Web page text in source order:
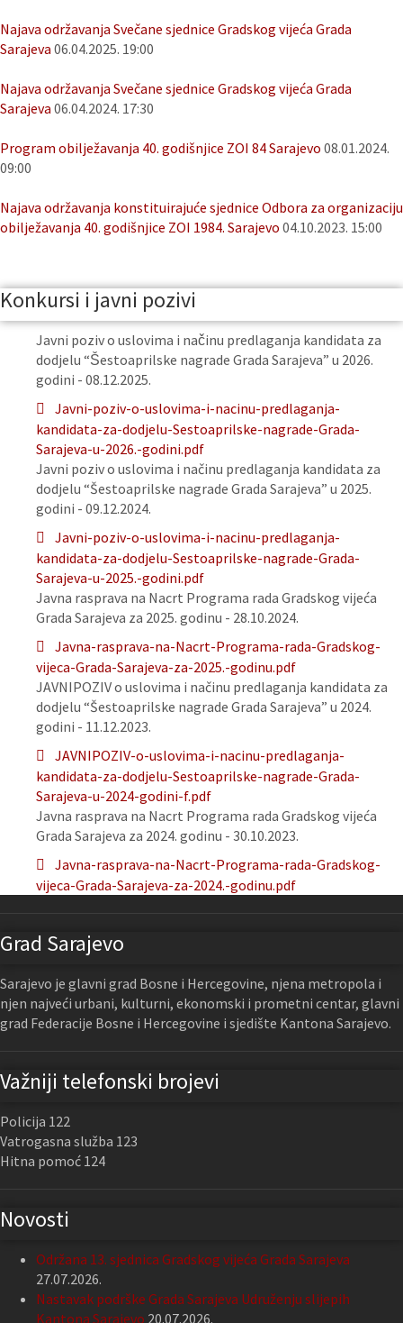
Najava održavanja Svečane sjednice Gradskog vijeća Grada
Sarajeva 06.04.2025. 19:00
Najava održavanja Svečane sjednice Gradskog vijeća Grada
Sarajeva 06.04.2024. 17:30
Program obilježavanja 40. godišnjice ZOI 84 Sarajevo 08.01.2024.
09:00
Najava održavanja konstituirajuće sjednice Odbora za organizaciju
obilježavanja 40. godišnjice ZOI 1984. Sarajevo 04.10.2023. 15:00
Konkursi i javni pozivi
Javni poziv o uslovima i načinu predlaganja kandidata za
dodjelu “Šestoaprilske nagrade Grada Sarajeva” u 2026.
godini - 08.12.2025.
Javni-poziv-o-uslovima-i-nacinu-predlaganja-
kandidata-za-dodjelu-Sestoaprilske-nagrade-Grada-
Sarajeva-u-2026.-godini.pdf
Javni poziv o uslovima i načinu predlaganja kandidata za
dodjelu “Šestoaprilske nagrade Grada Sarajeva” u 2025.
godini - 09.12.2024.
Javni-poziv-o-uslovima-i-nacinu-predlaganja-
kandidata-za-dodjelu-Sestoaprilske-nagrade-Grada-
Sarajeva-u-2025.-godini.pdf
Javna rasprava na Nacrt Programa rada Gradskog vijeća
Grada Sarajeva za 2025. godinu - 28.10.2024.
Javna-rasprava-na-Nacrt-Programa-rada-Gradskog-
vijeca-Grada-Sarajeva-za-2025.-godinu.pdf
JAVNIPOZIV o uslovima i načinu predlaganja kandidata za
dodjelu “Šestoaprilske nagrade Grada Sarajeva” u 2024.
godini - 11.12.2023.
JAVNIPOZIV-o-uslovima-i-nacinu-predlaganja-
kandidata-za-dodjelu-Sestoaprilske-nagrade-Grada-
Sarajeva-u-2024-godini-f.pdf
Javna rasprava na Nacrt Programa rada Gradskog vijeća
Grada Sarajeva za 2024. godinu - 30.10.2023.
Javna-rasprava-na-Nacrt-Programa-rada-Gradskog-
vijeca-Grada-Sarajeva-za-2024.-godinu.pdf
Grad Sarajevo
Sarajevo je glavni grad Bosne i Hercegovine, njena metropola i
njen najveći urbani, kulturni, ekonomski i prometni centar, glavni
grad Federacije Bosne i Hercegovine i sjedište Kantona Sarajevo.
Važniji telefonski brojevi
Policija 122
Vatrogasna služba 123
Hitna pomoć 124
Novosti
Održana 13. sjednica Gradskog vijeća Grada Sarajeva
27.07.2026.
Nastavak podrške Grada Sarajeva Udruženju slijepih
Kantona Sarajevo 20.07.2026.